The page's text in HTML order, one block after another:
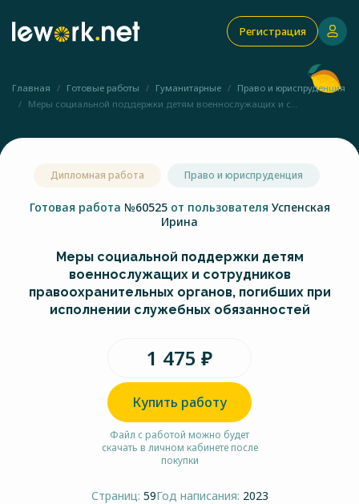
Регистрация
Главная Готовые работы Гуманитарные
Право и юриспруденция
Меры социальной поддержки детям военнослужащих и с...
Дипломная работа Право и юриспруденция
Готовая работа №60525 от пользователя Успенская
Ирина
Меры социальной поддержки детям
военнослужащих и сотрудников
правоохранительных органов, погибших при
исполнении служебных обязанностей
1 475 ₽
Купить работу
Файл с работой можно будет
скачать в личном кабинете после
покупки
Страниц: 59Год написания: 2023